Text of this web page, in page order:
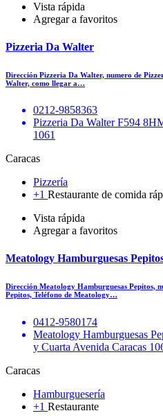
Vista rápida
Agregar a favoritos
Pizzeria Da Walter
Dirección Pizzeria Da Walter, numero de
Walter, como llegar a…
0212-9858363
Pizzeria Da Walter F594
1061
Caracas
Pizzería
+1 Restaurante de comida
Vista rápida
Agregar a favoritos
Meatology Hamburguesas
Dirección Meatology Hamburguesas Pepitos,
Pepitos, Teléfono de Meatology…
0412-9580174
Meatology Hamburguesas
y Cuarta Avenida Caracas
Caracas
Hamburguesería
+1 Restaurante